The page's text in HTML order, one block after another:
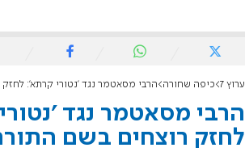
ערוץ 7 כיפה שחורה הרבי מסאטמר נגד 'נטורי קרתא': לחזק
הרבי מסאטמר נגד
לחזק רוצחים בשם